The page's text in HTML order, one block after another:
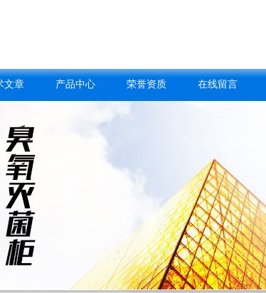
文章 产品中心 荣誉资质 在线留言